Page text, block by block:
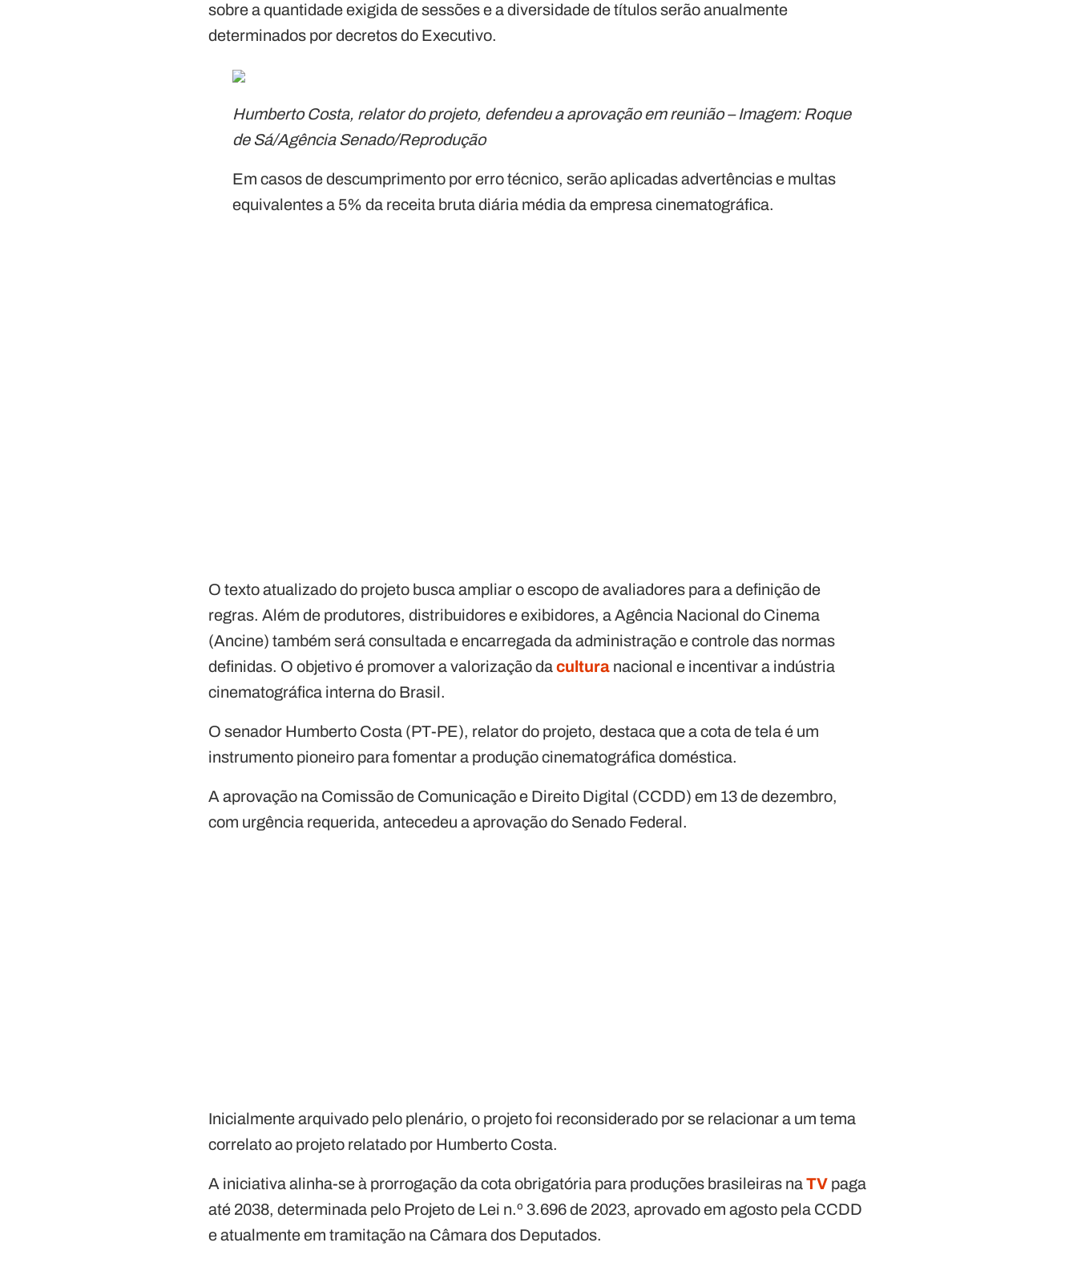
sobre a quantidade exigida de sessões e a diversidade de títulos serão anualmente
determinados por decretos do Executivo.
Humberto Costa, relator do projeto, defendeu a aprovação em reunião – Imagem: Roque
de Sá/Agência Senado/Reprodução
Em casos de descumprimento por erro técnico, serão aplicadas advertências e multas
equivalentes a 5% da receita bruta diária média da empresa cinematográfica.
O texto atualizado do projeto busca ampliar o escopo de avaliadores para a definição de
regras. Além de produtores, distribuidores e exibidores, a Agência Nacional do Cinema
(Ancine) também será consultada e encarregada da administração e controle das normas
definidas. O objetivo é promover a valorização dacultura nacional e incentivar a indústria
cinematográfica interna do Brasil.
O senador Humberto Costa (PT-PE), relator do projeto, destaca que a cota de tela é um
instrumento pioneiro para fomentar a produção cinematográfica doméstica.
A aprovação na Comissão de Comunicação e Direito Digital (CCDD) em 13 de dezembro,
com urgência requerida, antecedeu a aprovação do Senado Federal.
Inicialmente arquivado pelo plenário, o projeto foi reconsiderado por se relacionar a um tema
correlato ao projeto relatado por Humberto Costa.
A iniciativa alinha-se à prorrogação da cota obrigatória para produções brasileiras naTV paga
até 2038, determinada pelo Projeto de Lei n.º 3.696 de 2023, aprovado em agosto pela CCDD
e atualmente em tramitação na Câmara dos Deputados.